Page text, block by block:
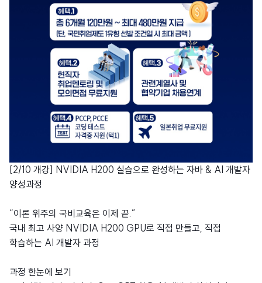
[2/10 개강] NVIDIA H200 실습으로 완성하는 자바 & AI 개발자
양성과정
“이론 위주의 국비교육은 이제 끝.”
국내 최고 사양 NVIDIA H200 GPU로 직접 만들고, 직접
학습하는 AI 개발자 과정
과정 한눈에 보기